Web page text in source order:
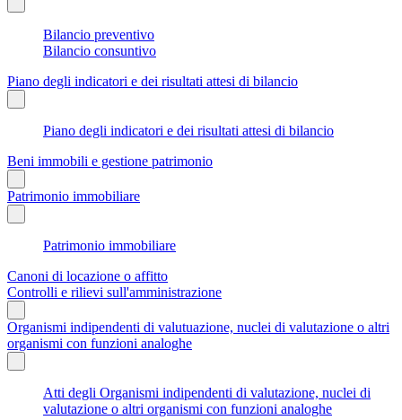
Bilancio preventivo
Bilancio consuntivo
Piano degli indicatori e dei risultati attesi di bilancio
Piano degli indicatori e dei risultati attesi di bilancio
Beni immobili e gestione patrimonio
Patrimonio immobiliare
Patrimonio immobiliare
Canoni di locazione o affitto
Controlli e rilievi sull'amministrazione
Organismi indipendenti di valutuazione, nuclei di valutazione o altri
organismi con funzioni analoghe
Atti degli Organismi indipendenti di valutazione, nuclei di
valutazione o altri organismi con funzioni analoghe